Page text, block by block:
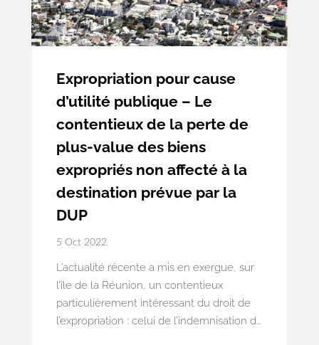
Expropriation pour cause
d’utilité publique – Le
contentieux de la perte de
plus-value des biens
expropriés non affecté à la
destination prévue par la
DUP
5 Oct 2022
L’actualité récente a mis en exergue, sur
l’île de la Réunion, un contentieux
particulièrement intéressant du droit de
l’expropriation : celui de l’indemnisation de